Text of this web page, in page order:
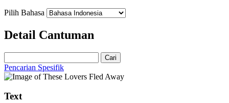
Pilih Bahasa
Detail Cantuman
Cari
Pencarian Spesifik
Text